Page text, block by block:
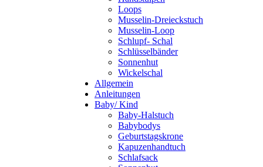
Loops
Musselin-Dreieckstuch
Musselin-Loop
Schlupf- Schal
Schlüsselbänder
Sonnenhut
Wickelschal
Allgemein
Anleitungen
Baby/ Kind
Baby-Halstuch
Babybodys
Geburtstagskrone
Kapuzenhandtuch
Schlafsack